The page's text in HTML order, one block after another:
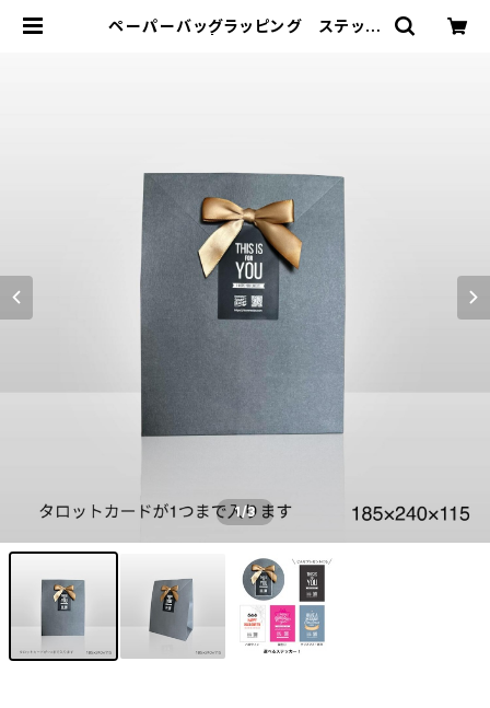
ペーパーバッグラッピング ステッカ
1/3